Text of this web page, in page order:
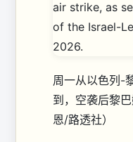
周一从以色列-
到，空袭后黎巴
恩/路透社）